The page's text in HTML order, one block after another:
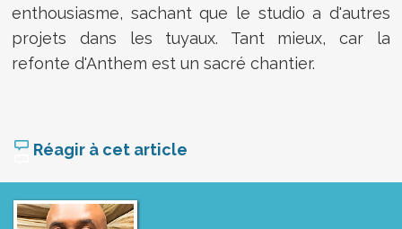
enthousiasme, sachant que le studio a d'autres
projets dans les tuyaux. Tant mieux, car la
refonte d'Anthem est un sacré chantier.
Réagir à cet article